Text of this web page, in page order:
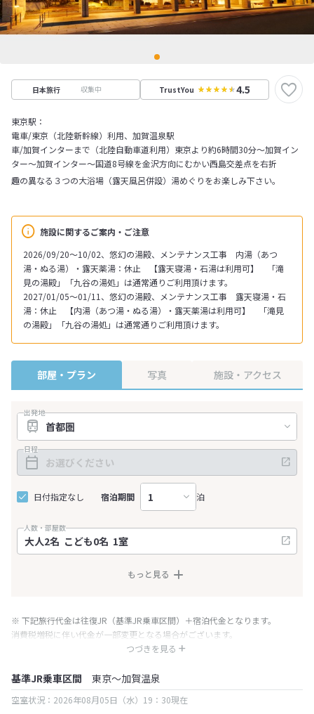
日本旅行 収集中 TrustYou 4.5
東京駅：
電車/東京（北陸新幹線）利用、加賀温泉駅
車/加賀インターまで（北陸自動車道利用）東京より約6時間30分～加賀イン
ター～加賀インター～国道8号線を金沢方向にむかい西島交差点を右折
施設に関するご案内・ご注意
2026/09/20～10/02、悠幻の湯殿、メンテナンス工事 内湯（あつ
湯・ぬる湯）・露天薬湯：休止 【露天寝湯・石湯は利用可】 「滝
見の湯殿」「九谷の湯処」は通常通りご利用頂けます。
2027/01/05～01/11、悠幻の湯殿、メンテナンス工事 露天寝湯・石
湯：休止 【内湯（あつ湯・ぬる湯）・露天薬湯は利用可】 「滝見
の湯殿」「九谷の湯処」は通常通りご利用頂けます。
趣の異なる３つの大浴場（露天風呂併設）湯めぐりをお楽しみ下さい。
部屋・プラン 写真 施設・アクセス
出発地
日程
日付指定なし 宿泊期間 泊
人数・部屋数
もっと見る
つづきを見る
※ 下記旅行代金は往復JR（基準JR乗車区間）＋宿泊代金となります。
消費税増税に伴い代金が一部変更となる場合がございます。
※ 表示されている旅行代金・プラン内容は一定時間ごとに更新されます。最
基準JR乗車区間 東京～加賀温泉
空室状況：2026年08月05日（水）19：30現在